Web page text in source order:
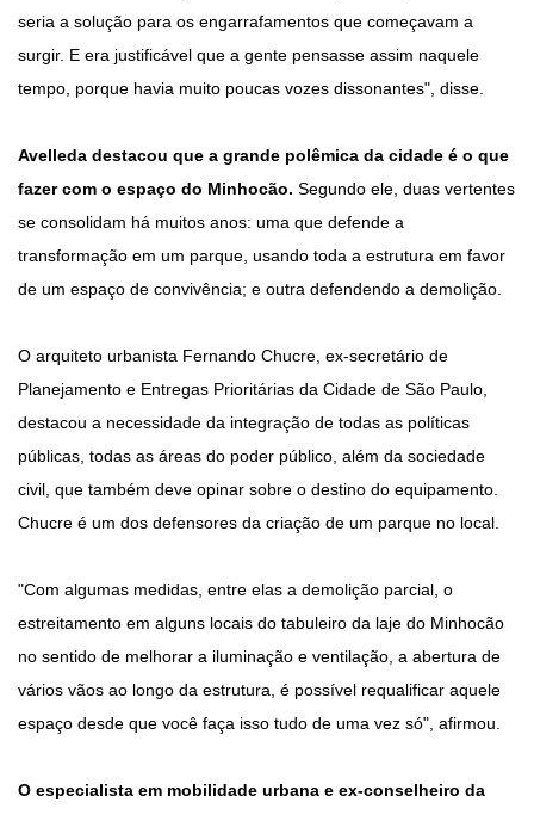
seria a solução para os engarrafamentos que começavam a
surgir. E era justificável que a gente pensasse assim naquele
tempo, porque havia muito poucas vozes dissonantes", disse.
Avelleda destacou que a grande polêmica da cidade é o que
fazer com o espaço do Minhocão. Segundo ele, duas vertentes
se consolidam há muitos anos: uma que defende a
transformação em um parque, usando toda a estrutura em favor
de um espaço de convivência; e outra defendendo a demolição.
O arquiteto urbanista Fernando Chucre, ex-secretário de
Planejamento e Entregas Prioritárias da Cidade de São Paulo,
destacou a necessidade da integração de todas as políticas
públicas, todas as áreas do poder público, além da sociedade
civil, que também deve opinar sobre o destino do equipamento.
Chucre é um dos defensores da criação de um parque no local.
"Com algumas medidas, entre elas a demolição parcial, o
estreitamento em alguns locais do tabuleiro da laje do Minhocão
no sentido de melhorar a iluminação e ventilação, a abertura de
vários vãos ao longo da estrutura, é possível requalificar aquele
espaço desde que você faça isso tudo de uma vez só", afirmou.
O especialista em mobilidade urbana e ex-conselheiro da